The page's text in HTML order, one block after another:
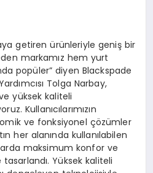
getiren ürünleriyle geniş bir
markamız hem yurt
popüler” diyen Blackspade
Tolga Narbay,
yüksek kaliteli
Kullanıcılarımızın
ve fonksiyonel çözümler
her alanında kullanılabilen
maksimum konfor ve
Yüksek kaliteli